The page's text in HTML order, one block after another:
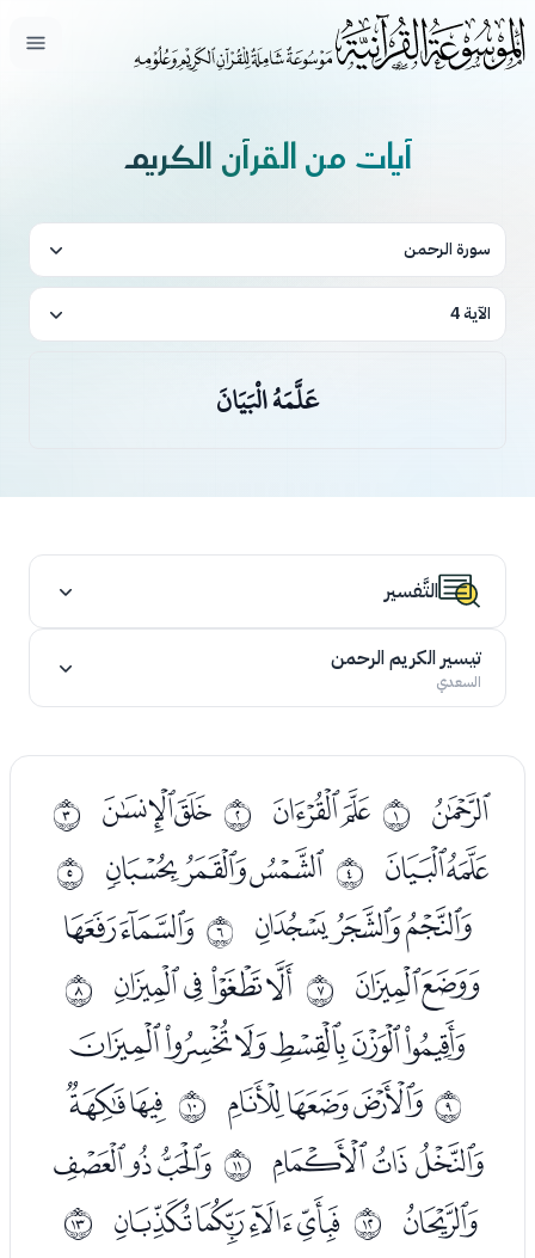
فتح
آيات من القرآن الكريم
سورة الرحمن
الآية 4
عَلَّمَهُ الْبَيَانَ
التَّفسير
تيسير الكريم الرحمن
السعدي
ﭷ ﰀ ﭹﭺ ﰁ ﭼﭽ ﰂ
ﭿﮀ ﰃ ﮂﮃﮄ ﰄ
ﮆﮇﮈ ﰅﮊﮋ
ﮌﮍ ﰆ ﮏﮐﮑﮒ ﰇ
ﮔﮕﮖﮗﮘﮙ
ﰈﮛﮜﮝ ﰉ ﮟﮠ
ﮡﮢﮣ ﰊ ﮥﮦﮧ
ﮨ ﰋ ﮪﮫﮬﮭ ﰌ